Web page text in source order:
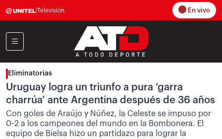
Televisión En vivo
Eliminatorias
Uruguay logra un triunfo a pura ‘garra
charrúa’ ante Argentina después de 36 años
Con goles de Araújo y Núñez, la Celeste se impuso por
0-2 a los campeones del mundo en la Bombonera. El
equipo de Bielsa hizo un partidazo para lograr la